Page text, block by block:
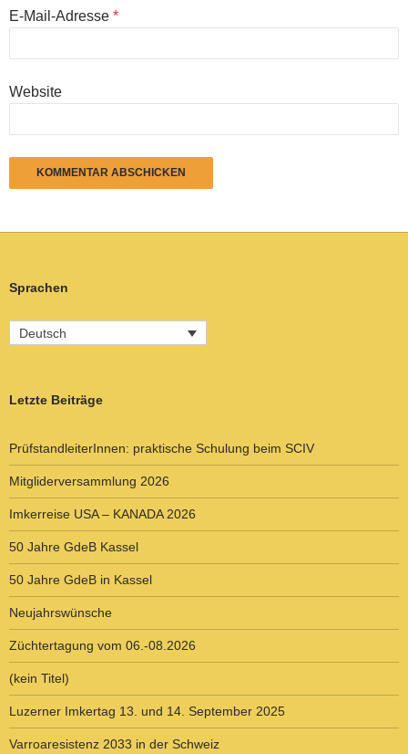
E-Mail-Adresse *
Website
Sprachen
Deutsch
Letzte Beiträge
PrüfstandleiterInnen: praktische Schulung beim SCIV
Mitgliderversammlung 2026
Imkerreise USA – KANADA 2026
50 Jahre GdeB Kassel
50 Jahre GdeB in Kassel
Neujahrswünsche
Züchtertagung vom 06.-08.2026
(kein Titel)
Luzerner Imkertag 13. und 14. September 2025
Varroaresistenz 2033 in der Schweiz